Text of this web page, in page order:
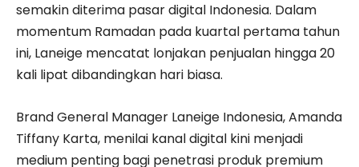
semakin diterima pasar digital Indonesia. Dalam
momentum Ramadan pada kuartal pertama tahun
ini, Laneige mencatat lonjakan penjualan hingga 20
kali lipat dibandingkan hari biasa.
Brand General Manager Laneige Indonesia, Amanda
Tiffany Karta, menilai kanal digital kini menjadi
medium penting bagi penetrasi produk premium